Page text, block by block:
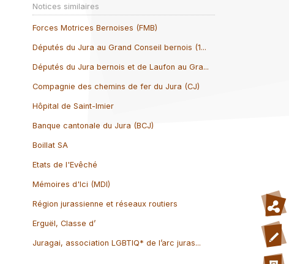
Notices similaires
Forces Motrices Bernoises (FMB)
Députés du Jura au Grand Conseil bernois (1...
Députés du Jura bernois et de Laufon au Gra...
Compagnie des chemins de fer du Jura (CJ)
Hôpital de Saint-Imier
Banque cantonale du Jura (BCJ)
Boillat SA
Etats de l'Evêché
Mémoires d'Ici (MDI)
Région jurassienne et réseaux routiers
Erguël, Classe d’
Juragai, association LGBTIQ* de l’arc juras...